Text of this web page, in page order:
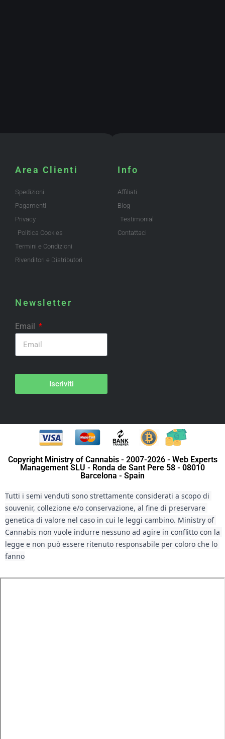
Area Clienti
Spedizioni
Pagamenti
Privacy
Politica Cookies
Termini e Condizioni
Rivenditori e Distributori
Info
Affiliati
Blog
Testimonial
Contattaci
Newsletter
Email
Iscriviti
Copyright Ministry of Cannabis - 2007-2026 - Web Experts
Management SLU - Ronda de Sant Pere 58 - 08010
Barcelona - Spain
Tutti i semi venduti sono strettamente considerati a scopo di
souvenir, collezione e/o conservazione, al fine di preservare
genetica di valore nel caso in cui le leggi cambino. Ministry of
Cannabis non vuole indurre nessuno ad agire in conflitto con la
legge e non può essere ritenuto responsabile per coloro che lo
fanno